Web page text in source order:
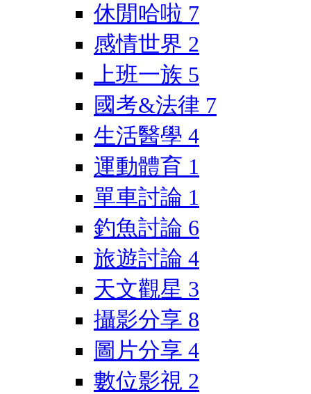
休閒哈啦 7
感情世界 2
上班一族 5
國考&法律 7
生活醫學 4
運動體育 1
單車討論 1
釣魚討論 6
旅遊討論 4
天文觀星 3
攝影分享 8
圖片分享 4
數位影視 2